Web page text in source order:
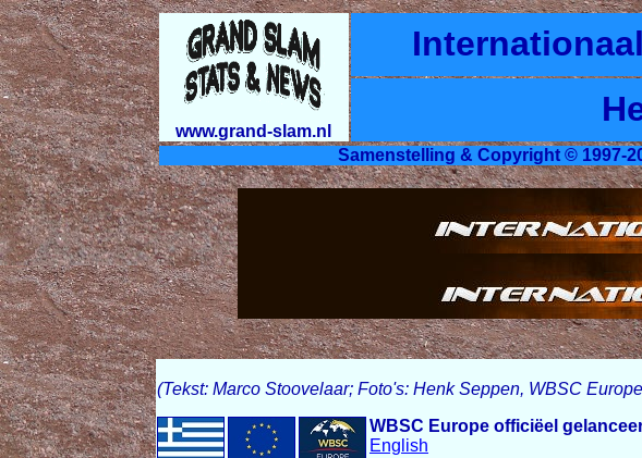
www.grand-slam.nl
Samenstelling & Copyright © 1997-
(Tekst: Marco Stoovelaar; Foto's: Henk Seppen, WBSC
WBSC Europe officiëel
English